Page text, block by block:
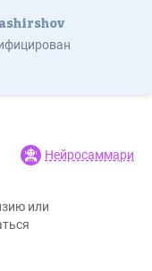
ashirshov
Нейросаммари
или